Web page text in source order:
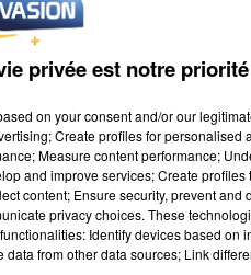
privée est notre priorité
on your consent and/or our
Create profiles for personalised
Measure content performance;
and improve services; Create
content; Ensure security, prevent and
privacy choices. These
Identify devices based on
from other data sources; Link